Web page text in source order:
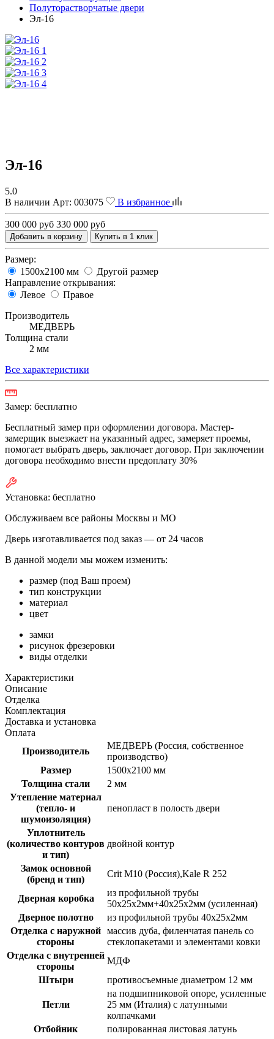
Полуторастворчатые двери
Эл-16
Эл-16
5.0
В наличии Арт: 003075 В избранное
300 000 руб 330 000 руб
Добавить в корзину Купить в 1 клик
Размер:
1500х2100 мм
Другой размер
Направление открывания:
Левое
Правое
Производитель
МЕДВЕРЬ
Толщина стали
2 мм
Все характеристики
Замер: бесплатно
Бесплатный замер при оформлении договора. Мастер-
замерщик выезжает на указанный адрес, замеряет проемы,
помогает выбрать дверь, заключает договор. При заключении
договора необходимо внести предоплату 30%
Установка: бесплатно
Обслуживаем все районы Москвы и МО
Дверь изготавливается под заказ — от 24 часов
В данной модели мы можем изменить:
размер (под Ваш проем)
тип конструкции
материал
цвет
замки
рисунок фрезеровки
виды отделки
Характеристики
Описание
Отделка
Комплектация
Доставка и установка
Оплата
Производитель
МЕДВЕРЬ (Россия, собственное
производство)
Размер
1500х2100 мм
Толщина стали
2 мм
Утепление материал
(тепло- и
шумоизоляция)
пенопласт в полость двери
Уплотнитель
(количество контуров
и тип)
двойной контур
Замок основной
(бренд и тип)
Crit M10 (Россия),Kale R 252
Дверная коробка
из профильной трубы
50х25х2мм+40х25х2мм (усиленная)
Дверное полотно
из профильной трубы 40х25х2мм
Отделка с наружной
стороны
массив дуба, филенчатая панель со
стеклопакетами и элементами ковки
Отделка с внутренней
стороны
МДФ
Штыри
противосъемные диаметром 12 мм
Петли
на подшипниковой опоре, усиленные
25 мм (Италия) с латунными
колпачками
Отбойник
полированная листовая латунь